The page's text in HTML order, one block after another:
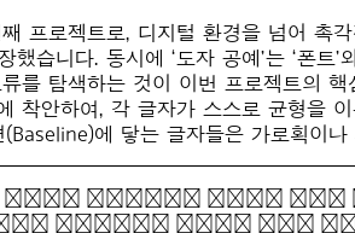
프로젝트로, 디지털 환경을 넘어 촉
습니다. 동시에 ‘도자 공예’는 ‘폰
를 탐색하는 것이 이번 프로젝트의
착안하여, 각 글자가 스스로 균형을
에 닿는 글자들은 가로획이
wind knocks down
knocks down May